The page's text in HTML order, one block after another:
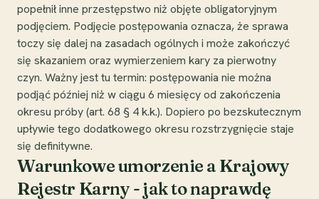
popełnił inne przestępstwo niż objęte obligatoryjnym
podjęciem. Podjęcie postępowania oznacza, że sprawa
toczy się dalej na zasadach ogólnych i może zakończyć
się skazaniem oraz wymierzeniem kary za pierwotny
czyn. Ważny jest tu termin: postępowania nie można
podjąć później niż w ciągu 6 miesięcy od zakończenia
okresu próby (art. 68 § 4 k.k.). Dopiero po bezskutecznym
upływie tego dodatkowego okresu rozstrzygnięcie staje
się definitywne.
Warunkowe umorzenie a Krajowy
Rejestr Karny - jak to naprawdę